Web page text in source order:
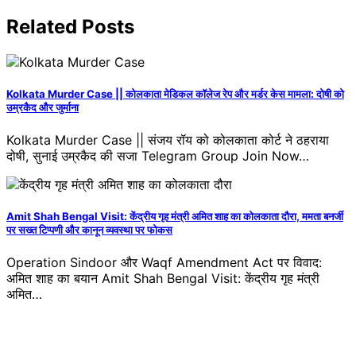
Related Posts
Kolkata Murder Case || कोलकाता मेडिकल कॉलेज रेप और मर्डर केस मामला: दोषी को
उम्रकैद और जुर्माना
Kolkata Murder Case || संजय रॉय को कोलकाता कोर्ट ने ठहराया
दोषी, सुनाई उम्रकैद की सजा Telegram Group Join Now…
Amit Shah Bengal Visit: केंद्रीय गृह मंत्री अमित शाह का कोलकाता दौरा, ममता बनर्जी
पर सख्त टिप्पणी और कानून व्यवस्था पर फोकस
Operation Sindoor और Waqf Amendment Act पर विवाद:
अमित शाह का बयान Amit Shah Bengal Visit: केंद्रीय गृह मंत्री
अमित…